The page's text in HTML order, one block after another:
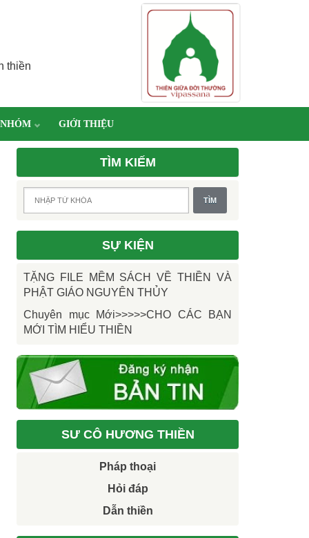
thiền
GIỚI THIỆU
TÌM KIẾM
SỰ KIỆN
TẶNG FILE MỀM SÁCH VỀ THIỀN VÀ
PHẬT GIÁO NGUYÊN THỦY
Chuyên mục Mới>>>>>CHO CÁC BẠN
MỚI TÌM HIỂU THIỀN
SƯ CÔ HƯƠNG THIỀN
Pháp thoại
Hỏi đáp
Dẫn thiền